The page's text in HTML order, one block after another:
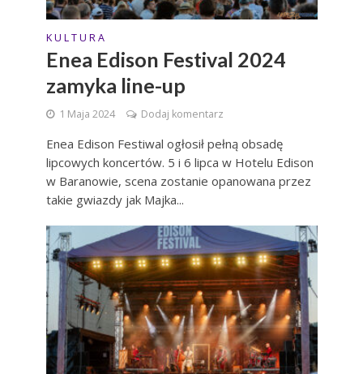
K U L T U R A
Enea Edison Festival 2024
zamyka line-up
1 Maja 2024 Dodaj komentarz
Enea Edison Festiwal ogłosił pełną obsadę
lipcowych koncertów. 5 i 6 lipca w Hotelu Edison
w Baranowie, scena zostanie opanowana przez
takie gwiazdy jak Majka...